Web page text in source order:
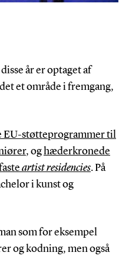
år er optaget af
et område i fremgang,
EU-støtteprogrammer til
, oghæderkronede
artist residencies. På
i kunst og
som for eksempel
og kodning, men også